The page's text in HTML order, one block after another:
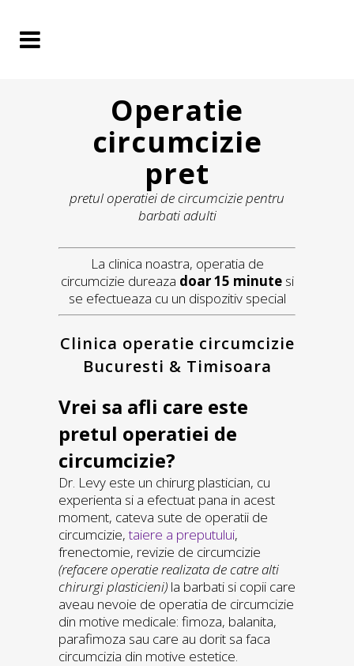
Operatie
circumcizie
pret
pretul operatiei de circumcizie pentru
barbati adulti
La clinica noastra, operatia de
circumcizie dureaza doar 15 minutesi
se efectueaza cu un dispozitiv special
Clinica operatie circumcizie
Bucuresti & Timisoara
Vrei sa afli care este
pretul operatiei de
circumcizie?
Dr. Levy este un chirurg plastician, cu
experienta si a efectuat pana in acest
moment, cateva sute de operatii de
circumcizie,taiere a preputului,
frenectomie, revizie de circumcizie
(refacere operatie realizata de catre alti
chirurgi plasticieni) la barbati si copii care
aveau nevoie de operatia de circumcizie
din motive medicale: fimoza, balanita,
parafimoza sau care au dorit sa faca
circumcizia din motive estetice.